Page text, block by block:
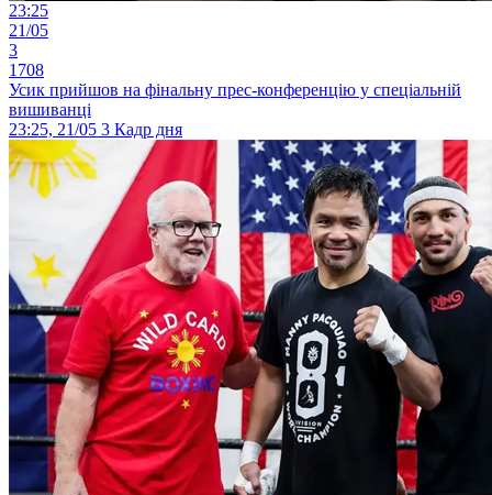
23:25
21/05
3
1708
Усик прийшов на фінальну прес-конференцію у спеціальній
вишиванці
23:25, 21/05 3 Кадр дня